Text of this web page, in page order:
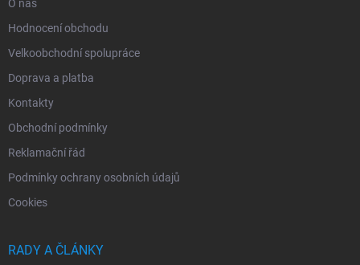
O nás
Hodnocení obchodu
Velkoobchodní spolupráce
Doprava a platba
Kontakty
Obchodní podmínky
Reklamační řád
Podmínky ochrany osobních údajů
Cookies
RADY A ČLÁNKY